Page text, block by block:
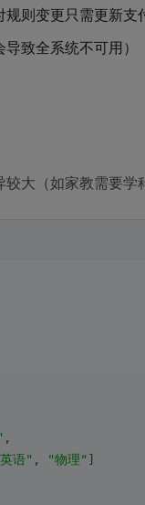
则变更只需更新支
致全系统不可用）
大（如家教需要
,
语" , "物理" ]